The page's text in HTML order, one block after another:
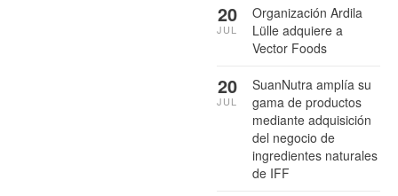
Organización Ardila
Lülle adquiere a
Vector Foods
20
JUL
SuanNutra amplía su
gama de productos
mediante adquisición
del negocio de
ingredientes naturales
de IFF
20
JUL